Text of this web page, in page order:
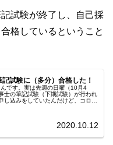
試験が終了し、自己採
格しているということ
試験に（多分）合格した！
です。実は先週の日曜（10月4
士の筆記試験（下期試験）が行われ
し込みをしていたんだけど、コロナ
2020.10.12